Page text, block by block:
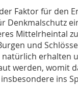
Faktor für den
Denkmalschutz
Mittelrheintal
und
erhalten
werden, womit
ins